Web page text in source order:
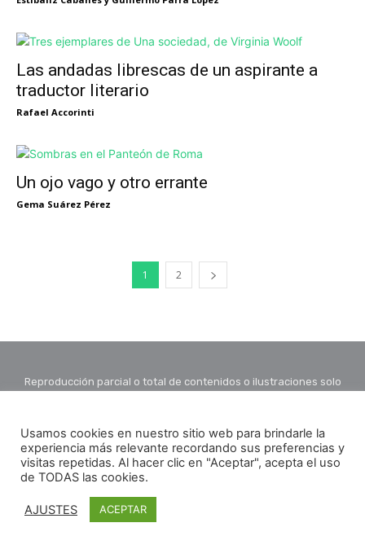
Las andadas librescas de un aspirante a
traductor literario
Rafael Accorinti
Un ojo vago y otro errante
Gema Suárez Pérez
1 2
Reproducción parcial o total de contenidos o ilustraciones solo
© Copyright - La Linterna del Traductor
Usamos cookies en nuestro sitio web para brindarle la
experiencia más relevante recordando sus preferencias y
visitas repetidas. Al hacer clic en "Aceptar", acepta el uso
de TODAS las cookies.
AJUSTES ACEPTAR